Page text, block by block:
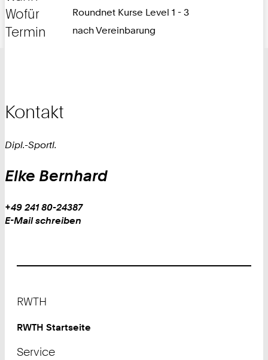
Wofür Roundnet Kurse Level 1 - 3
Termin nach Vereinbarung
Kontakt
Dipl.-Sportl.
Elke Bernhard
Work
Telefon:
+49 241 80-24387
Work
E-Mail schreiben
RWTH
RWTH Startseite
Service